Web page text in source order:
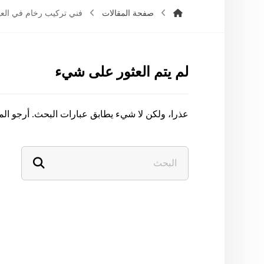
صفحة المقالات فني تركيب رخام في
لم يتم العثور على شيء
عذرا، ولكن لا شيء يطابق عبارات البحث. أرجو